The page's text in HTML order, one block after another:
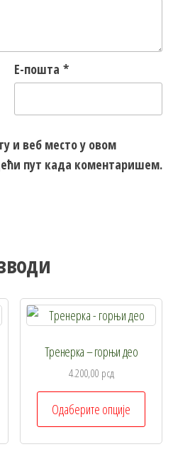
Е-пошта *
и веб место у овом
пут када коментаришем.
Тренерка – горњи део
4.200,00 рсд
Одаберите опције
Овај